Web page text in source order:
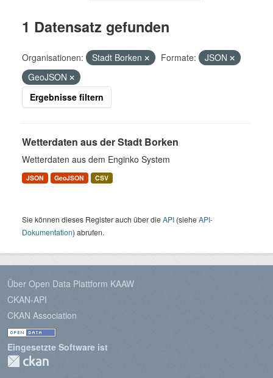
1 Datensatz gefunden
Organisationen: Stadt Borken Formate:
JSON
GeoJSON
Ergebnisse filtern
Wetterdaten aus der Stadt Borken
Wetterdaten aus dem Enginko System
JSON GeoJSON CSV
Sie können dieses Register auch über dieAPI (sieheAPI-
Dokumentation) abrufen.
Über Open Data Plattform KAAW
CKAN-API
CKAN Association
Eingesetzte Software ist